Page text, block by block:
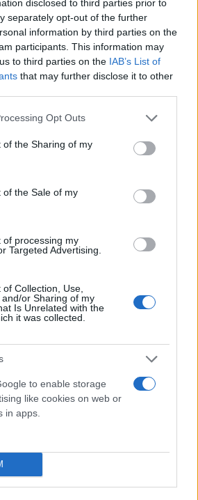
disclosed to third parties prior to
separately opt-out of the further
information by third parties on the
participants. This information may
to third parties on the IAB’s List of
that may further disclose it to other
app uses one or more Google
or usage behaviour. You may click to
to Google and its third-party tags to
specified purposes in below Google
Opt Outs
of the Sharing of my
of the Sale of my
of processing my
Targeted Advertising.
Collection, Use,
or Sharing of my
Is Unrelated with the
it was collected.
to enable storage
like cookies on web or
in apps.
παιδιά
Αγγελική
Γιαννακού
πλαισίου ασφάλισης
FDIC
ACTION24: Φόβοι για νέα